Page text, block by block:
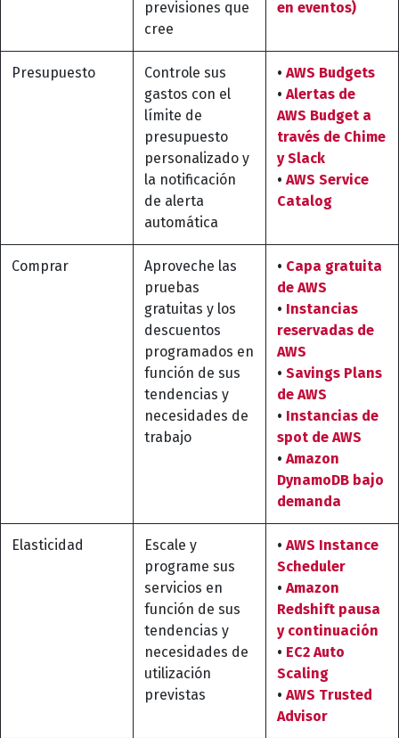
previsiones que
cree
en eventos)
Presupuesto
Controle sus
gastos con el
límite de
presupuesto
personalizado y
la notificación
de alerta
automática
• AWS Budgets
• Alertas de
AWS Budget a
través de Chime
y Slack
• AWS Service
Catalog
Comprar
Aproveche las
pruebas
gratuitas y los
descuentos
programados en
función de sus
tendencias y
necesidades de
trabajo
• Capa gratuita
de AWS
• Instancias
reservadas de
AWS
• Savings Plans
de AWS
• Instancias de
spot de AWS
• Amazon
DynamoDB bajo
demanda
Elasticidad
Escale y
programe sus
servicios en
función de sus
tendencias y
necesidades de
utilización
previstas
• AWS Instance
Scheduler
• Amazon
Redshift pausa
y continuación
• EC2 Auto
Scaling
• AWS Trusted
Advisor